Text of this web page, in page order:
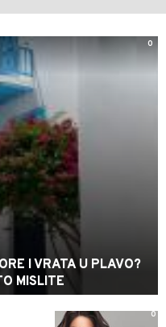
0
I VRATA U PLAVO?
MISLITE
0